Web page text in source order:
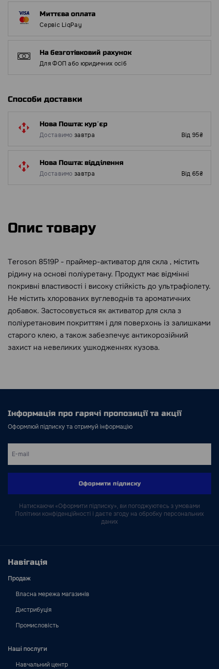
Миттєва оплата
Сервіс LiqPay
На безготівковий рахунок
Для ФОП або юридичних осіб
Способи доставки
Нова Пошта: курʼєр
Доставимо завтра Від 95₴
Нова Пошта: відділення
Доставимо завтра Від 65₴
Опис товару
Teroson 8519P - праймер-активатор для скла , містить
рідину на основі поліуретану. Продукт має відмінні
покривні властивості і високу стійкість до ультрафіолету.
Не містить хлорованих вуглеводнів та ароматичних
добавок. Застосовується як активатор для скла з
поліуретановим покриттям і для поверхонь із залишками
старого клею, а також забезпечує антикорозійний
захист на невеликих ушкодженнях кузова.
Інформація про гарячі пропозиції та акції
Оформлюй підписку та отримуй інформацію
Оформити підписку
Натискаючи «Оформити підписку», ви погоджуютесь з умовами
Політики конфіденційності і даєте згоду на обробку персональних
даних
Навігація
Продаж
Власна мережа магазинів
Дистрибуція
Промисловість
Наші послуги
Навчальний центр